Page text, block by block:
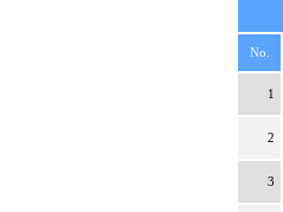
No.
1
2
3